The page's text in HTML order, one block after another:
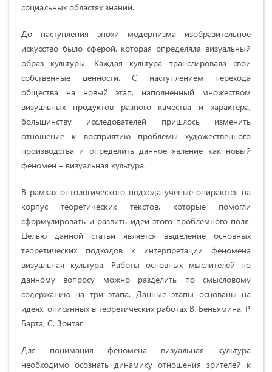
социальных областях знаний.
До наступления эпохи модернизма изобразительное
искусство было сферой, которая определяла визуальный
образ культуры. Каждая культура транслировала свои
собственные ценности. С наступлением перехода
общества на новый этап, наполненный множеством
визуальных продуктов разного качества и характера,
большинству исследователей пришлось изменить
отношение к восприятию проблемы художественного
производства и определить данное явление как новый
феномен – визуальная культура.
В рамках онтологического подхода ученые опираются на
корпус теоретических текстов, которые помогли
сформулировать и развить идеи этого проблемного поля.
Целью данной статьи является выделение основных
теоретических подходов к интерпретации феномена
визуальная культура. Работы основных мыслителей по
данному вопросу можно разделить по смысловому
содержанию на три этапа. Данные этапы основаны на
идеях, описанных в теоретических работах В. Беньямина, Р.
Барта, С. Зонтаг.
Для понимания феномена визуальная культура
необходимо осознать динамику отношения зрителей к